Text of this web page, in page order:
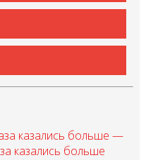
казались больше —
казались больше